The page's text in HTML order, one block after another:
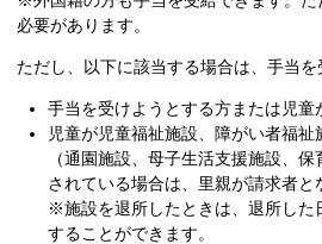
必要があります。​
ただし、以下に該当する場合は、手当を
手当を受けようとする方または児童
児童が児童福祉施設、障がい者福祉
（通園施設、母子生活支援施設、
されている場合は、里親が請求者と
※施設を退所したときは、退所した
することができます。